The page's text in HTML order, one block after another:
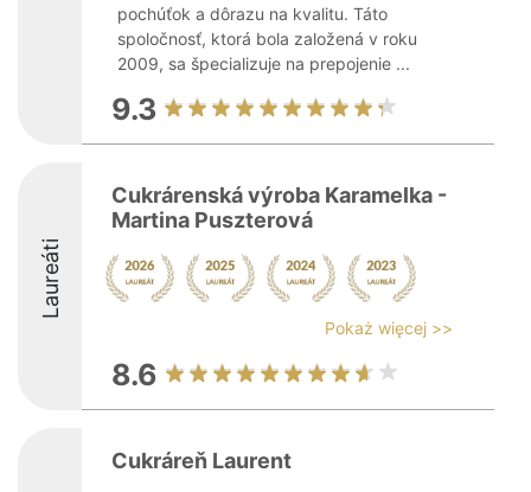
pochúťok a dôrazu na kvalitu. Táto
spoločnosť, ktorá bola založená v roku
2009, sa špecializuje na prepojenie ...
9.3
Laureáti
Cukrárenská výroba Karamelka -
Martina Puszterová
Pokaż więcej >>
8.6
Cukráreň Laurent